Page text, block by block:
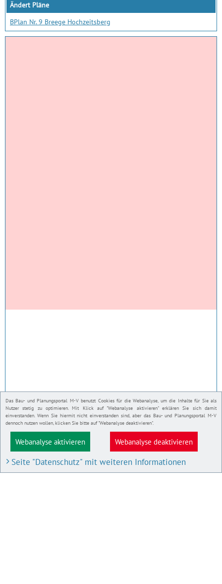
Das Bau- und Planungsportal M-V benutzt Cookies für die Webanalyse, um die Inhalte für Sie als
Nutzer stetig zu optimieren. Mit Klick auf "Webanalyse aktivieren" erklären Sie sich damit
einverstanden. Wenn Sie hiermit nicht einverstanden sind, aber das Bau- und Planungsportal M-V
dennoch nutzen wollen, klicken Sie bitte auf "Webanalyse deaktivieren".
Webanalyse aktivieren Webanalyse deaktivieren
Seite "Datenschutz" mit weiteren Informationen
Ändert Pläne
BPlan Nr. 9 Breege Hochzeitsberg